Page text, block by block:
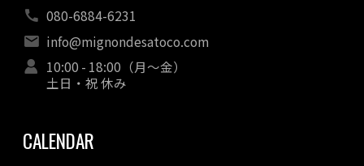
080-6884-6231
info@mignondesatoco.com
10:00 - 18:00（月～金）
土日・祝 休み
CALENDAR